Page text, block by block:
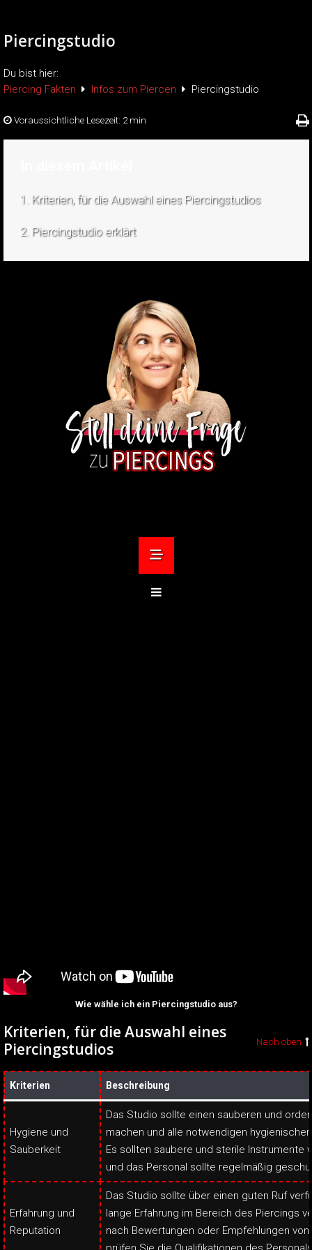
Piercingstudio
Du bist hier:
Piercing Fakten
Infos zum Piercen Piercingstudio
Voraussichtliche Lesezeit: 2 min
1. Kriterien, für die Auswahl eines Piercingstudios
2. Piercingstudio erklärt
Wie wähle ich ein Piercingstudio aus?
Kriterien, für die Auswahl eines
Piercingstudios
Nach oben
Kriterien Beschreibung
Hygiene und
Sauberkeit
Das Studio sollte einen sauberen und
machen und alle notwendigen
Es sollten saubere und sterile Instrumente
und das Personal sollte regelmäßig
Erfahrung und
Reputation
Das Studio sollte über einen guten Ruf
lange Erfahrung im Bereich des Piercings
nach Bewertungen oder Empfehlungen